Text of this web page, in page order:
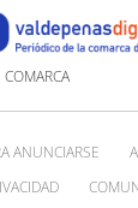
ANUNCIARSE